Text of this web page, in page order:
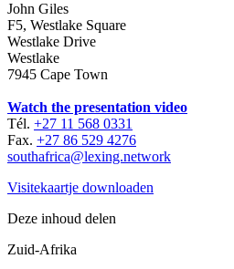
John Giles
F5, Westlake Square
Westlake Drive
Westlake
7945 Cape Town
Watch the presentation video
Tél. +27 11 568 0331
Fax. +27 86 529 4276
southafrica@lexing.network
Visitekaartje downloaden
Deze inhoud delen
Zuid-Afrika